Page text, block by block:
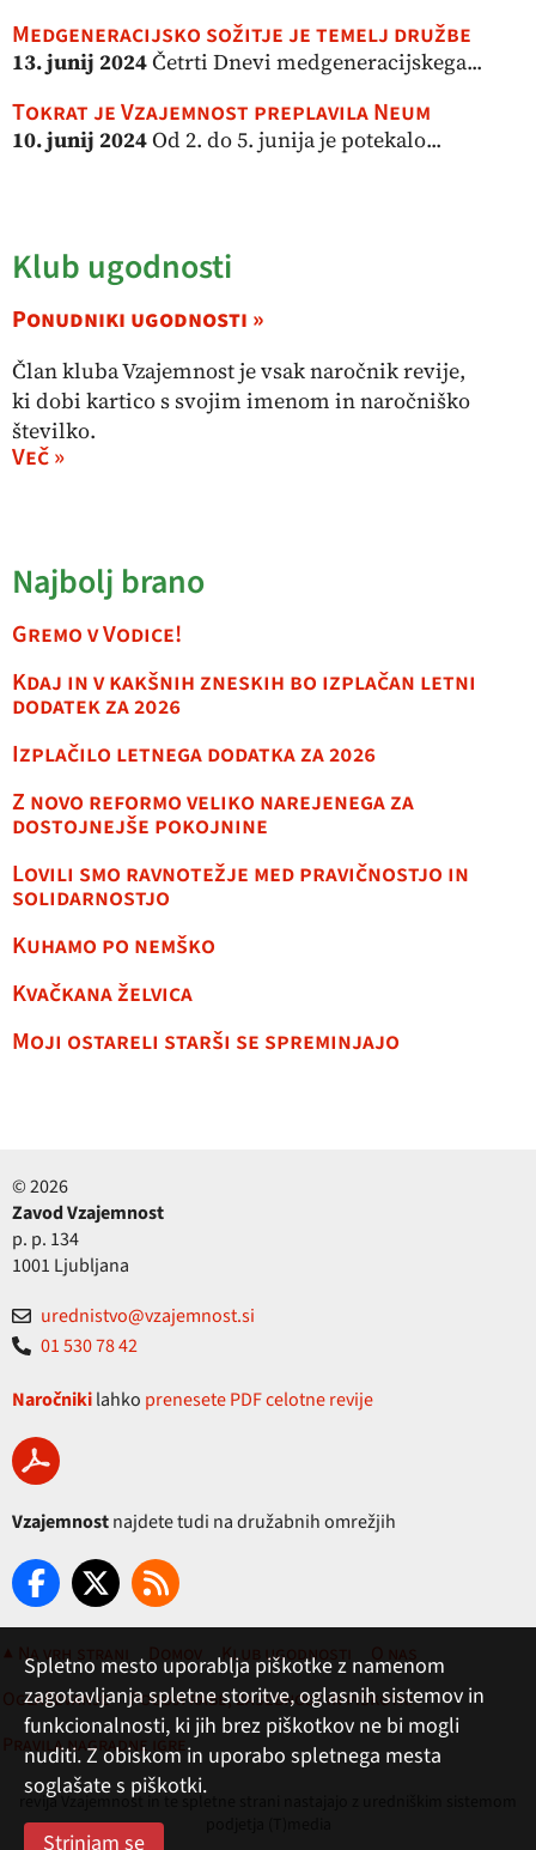
Medgeneracijsko sožitje je temelj družbe
13. junij 2024Četrti Dnevi medgeneracijskega...
Tokrat je Vzajemnost preplavila Neum
10. junij 2024Od 2. do 5. junija je potekalo...
Klub ugodnosti
Ponudniki ugodnosti »
Član kluba Vzajemnost je vsak naročnik revije,
ki dobi kartico s svojim imenom in naročniško
številko.
Več »
Najbolj brano
Gremo v Vodice!
Kdaj in v kakšnih zneskih bo izplačan letni
dodatek za 2026
Izplačilo letnega dodatka za 2026
Z novo reformo veliko narejenega za
dostojnejše pokojnine
Lovili smo ravnotežje med pravičnostjo in
solidarnostjo
Kuhamo po nemško
Kvačkana želvica
Moji ostareli starši se spreminjajo
© 2026
Zavod Vzajemnost
p. p. 134
1001 Ljubljana
urednistvo@vzajemnost.si
01 530 78 42
Naročnikilahko prenesete PDF celotne revije
Vzajemnostnajdete tudi na družabnih omrežjih
▲ Na vrh strani Domov Klub ugodnosti
O nas
Oglaševanje
Pogoji rabe, zasebnost in piškotki
Pravila nagradne igre
revija Vzajemnost in te spletne strani nastajajo z uredniškim sistemom
Spletno mesto uporablja piškotke z namenom
zagotavljanja spletne storitve, oglasnih sistemov in
funkcionalnosti, ki jih brez piškotkov ne bi mogli
nuditi. Z obiskom in uporabo spletnega mesta
soglašate s piškotki.